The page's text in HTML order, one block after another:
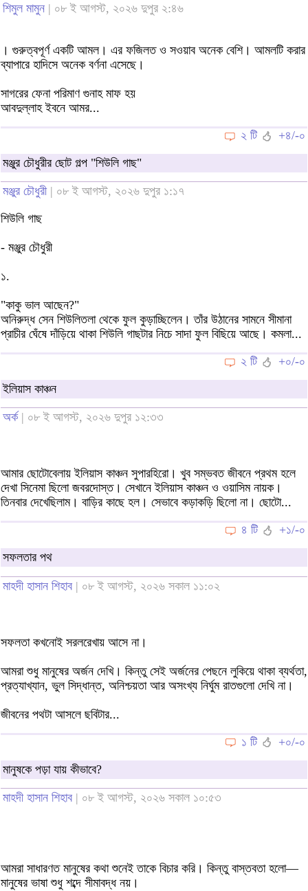
শিমুল মামুন | ০৮ ই আগস্ট, ২০২৬ দুপুর ২:৪৬
। গুরুত্বপূর্ণ একটি আমল। এর ফজিলত ও সওয়াব অনেক বেশি। আমলটি করার
ব্যাপারে হাদিসে অনেক বর্ণনা এসেছে।
সাগরের ফেনা পরিমাণ গুনাহ মাফ হয়
আবদুল্লাহ ইবনে আমর...
২ টি
+৪/-০
মঞ্জুর চৌধুরীর ছোট গল্প "শিউলি গাছ"
মঞ্জুর চৌধুরী| ০৮ ই আগস্ট, ২০২৬ দুপুর ১:১৭
শিউলি গাছ
- মঞ্জুর চৌধুরী
১.
"কাকু ভাল আছেন?"
অনিরুদ্ধ সেন শিউলিতলা থেকে ফুল কুড়াচ্ছিলেন। তাঁর উঠানের সামনে সীমানা
প্রাচীর ঘেঁষে দাঁড়িয়ে থাকা শিউলি গাছটার নিচে সাদা ফুল বিছিয়ে আছে। কমলা...
২ টি
+০/-০
ইলিয়াস কাঞ্চন
অর্ক| ০৮ ই আগস্ট, ২০২৬ দুপুর ১২:৩৩
আমার ছোটোবেলায় ইলিয়াস কাঞ্চন সুপারহিরো। খুব সম্ভবত জীবনে প্রথম হলে
দেখা সিনেমা ছিলো জবরদোস্ত। সেখানে ইলিয়াস কাঞ্চন ও ওয়াসিম নায়ক।
তিনবার দেখেছিলাম। বাড়ির কাছে হল। সেভাবে কড়াকড়ি ছিলো না। ছোটো...
৪ টি
+১/-০
সফলতার পথ
মাহদী হাসান শিহাব | ০৮ ই আগস্ট, ২০২৬ সকাল ১১:০২
সফলতা কখনোই সরলরেখায় আসে না।
আমরা শুধু মানুষের অর্জন দেখি। কিন্তু সেই অর্জনের পেছনে লুকিয়ে থাকা ব্যর্থতা,
প্রত্যাখ্যান, ভুল সিদ্ধান্ত, অনিশ্চয়তা আর অসংখ্য নির্ঘুম রাতগুলো দেখি না।
জীবনের পথটা আসলে ছবিটার...
১ টি
+০/-০
মানুষকে পড়া যায় কীভাবে?
মাহদী হাসান শিহাব | ০৮ ই আগস্ট, ২০২৬ সকাল ১০:৫৩
আমরা সাধারণত মানুষের কথা শুনেই তাকে বিচার করি। কিন্তু বাস্তবতা হলো—
মানুষের ভাষা শুধু শব্দে সীমাবদ্ধ নয়।